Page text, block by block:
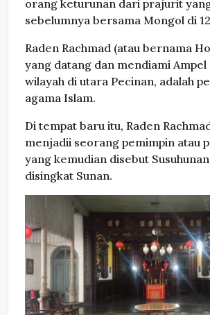
orang keturunan dari prajurit
sebelumnya bersama Mongol di
Raden Rachmad (atau bernama
yang datang dan mendiami Ampel
wilayah di utara Pecinan, adalah
agama Islam.
Di tempat baru itu, Raden
menjadii seorang pemimpin atau
yang kemudian disebut
disingkat Sunan.